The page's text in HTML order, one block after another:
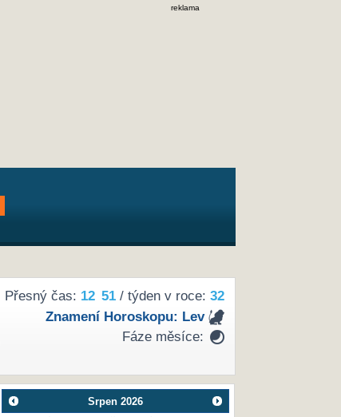
reklama
Přesný čas: 12 51/ týden v roce: 32
Znamení Horoskopu: Lev
Fáze měsíce:
Srpen 2026